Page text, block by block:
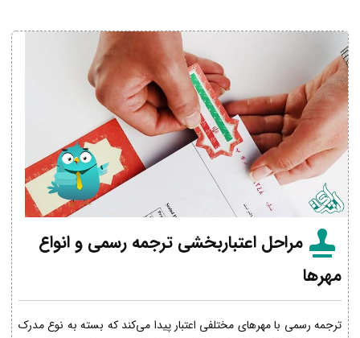
مراحل اعتباربخشی ترجمه رسمی و انواع
مهرها
ترجمه رسمی با مهرهای مختلفی اعتبار پیدا می‌کند که بسته به نوع مدرک